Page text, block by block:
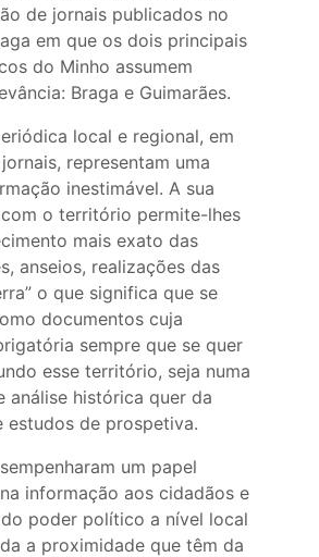
de jornais publicados no
em que os dois principais
do Minho assumem
Braga e Guimarães.
local e regional, em
representam uma
inestimável. A sua
o território permite-lhes
mais exato das
anseios, realizações das
o que significa que se
documentos cuja
sempre que se quer
esse território, seja numa
análise histórica quer da
estudos de prospetiva.
um papel
informação aos cidadãos e
poder político a nível local
a proximidade que têm da